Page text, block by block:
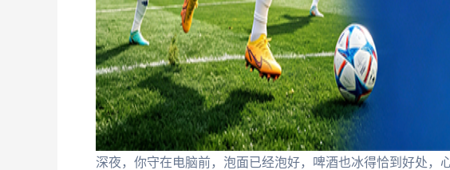
深夜，你守在电脑前，泡面已经泡好，啤酒也冰得恰到好处，